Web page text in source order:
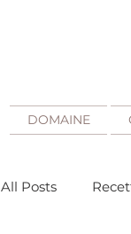
DOMAINE
All Posts